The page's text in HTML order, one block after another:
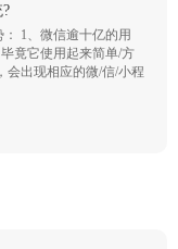
1、微信逾十亿的用
竟它使用起来简单/方
会出现相应的微/信/小程